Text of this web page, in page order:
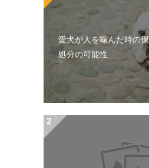
愛犬が人を噛んだ時の
処分の可能性